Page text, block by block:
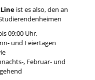
ist es also, den an
09:00 Uhr,
und Feiertagen
, Februar- und